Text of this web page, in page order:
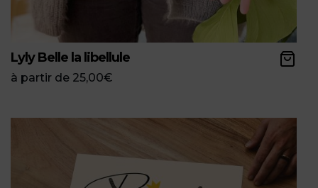
Lyly Belle la libellule
à partir de 25,00€